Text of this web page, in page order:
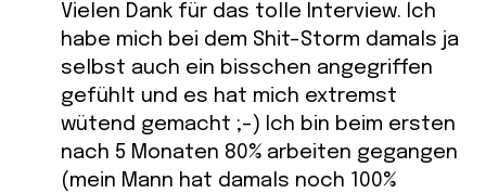
Vielen Dank für das tolle Interview. Ich
habe mich bei dem Shit-Storm damals ja
selbst auch ein bisschen angegriffen
gefühlt und es hat mich extremst
wütend gemacht ;-) Ich bin beim ersten
nach 5 Monaten 80% arbeiten gegangen
(mein Mann hat damals noch 100%